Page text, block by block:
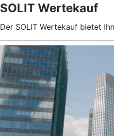
SOLIT Wertekauf
Der SOLIT Wertekauf bietet